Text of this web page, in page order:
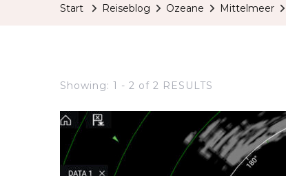
Start Reiseblog Ozeane Mittelmeer
Showing: 1 - 2 of 2 RESULTS